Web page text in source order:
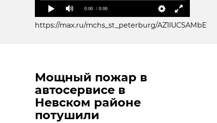
0:00 / 0:00
https://max.ru/mchs_st_peterburg/AZ1IUCSAMbE
Мощный пожар в
автосервисе в
Невском районе
потушили